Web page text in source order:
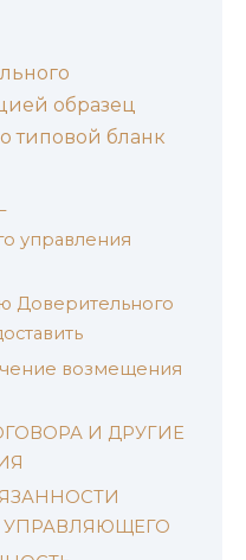
образец
типовой бланк
управления
Доверительного
возмещения
И ДРУГИЕ
УПРАВЛЯЮЩЕГО